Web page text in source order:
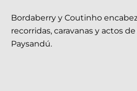
Bordaberry y Coutinho
recorridas, caravanas y actos
Paysandú.